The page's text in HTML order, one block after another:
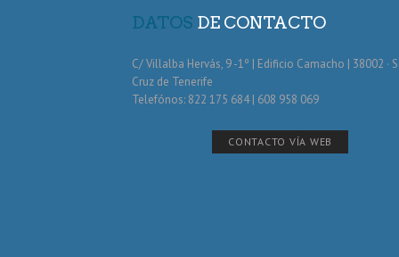
DATOS DE CONTACTO
C/ Villalba Hervás, 9 -1º | Edificio Camacho | 38002 ·
Cruz de Tenerife
Telefónos: 822 175 684 | 608 958 069
CONTACTO VÍA WEB